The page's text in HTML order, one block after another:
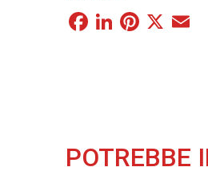
Facebook
LinkedIn
X
POTREBBE